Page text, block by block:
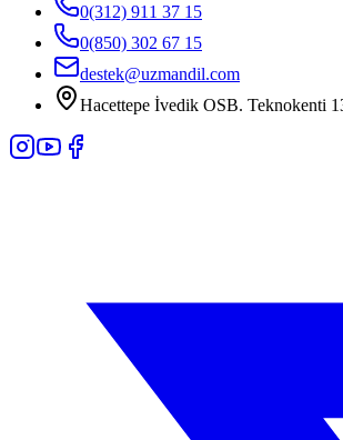
0(312) 911 37 15
0(850) 302 67 15
destek@uzmandil.com
Hacettepe İvedik OSB. Teknokenti